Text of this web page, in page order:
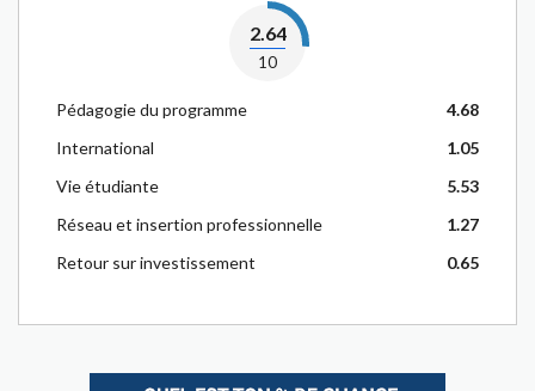
2.64
10
Pédagogie du programme
4.68
International
1.05
Vie étudiante
5.53
Réseau et insertion professionnelle
1.27
Retour sur investissement
0.65